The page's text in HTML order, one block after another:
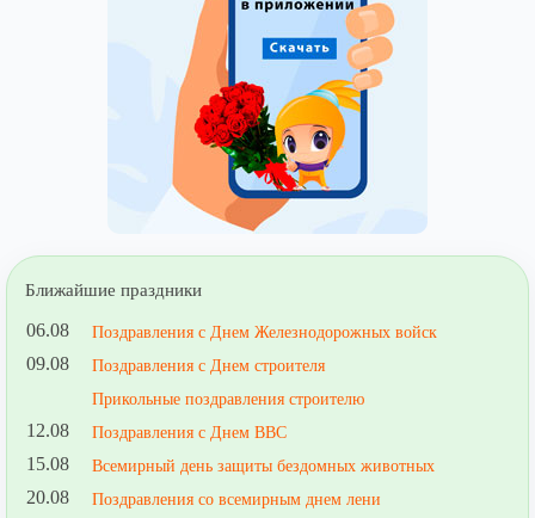
Ближайшие праздники
06.08 Поздравления с Днем Железнодорожных войск
09.08
Поздравления с Днем строителя
Прикольные поздравления строителю
12.08 Поздравления с Днем ВВС
15.08 Всемирный день защиты бездомных животных
20.08 Поздравления со всемирным днем лени